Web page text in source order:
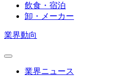
飲食・宿泊
卸・メーカー
業界動向
業界ニュース